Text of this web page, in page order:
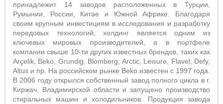
принадлежит 14 заводов расположенных в Турции,
Румынии, России, Китае и Южной Африке. Благодаря
своим крупным инвестициям в исследования и разработку
передовых технологий, холдинг является одним из
ключевых мировых производителей, а в портфеле
компании свыше 10-ти других известных брендов, таких как
Arçelik, Beko, Grundig, Blomberg, Arctic, Leisure, Flavel, Defy,
Altus и пр. На российском рынке Beko известен с 1997 года.
В 2006 году открылся собственный завод полного цикла в г.
Киржач, Владимирской области и запущено производство
стиральных машин и холодильников. Продукция завода